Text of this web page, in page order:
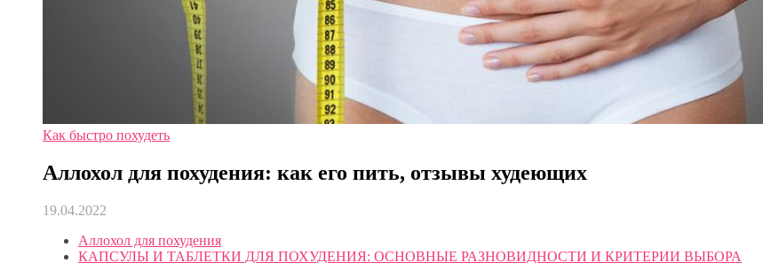
Как быстро похудеть
Аллохол для похудения: как его пить, отзывы худеющих
19.04.2022
Аллохол для похудения
КАПСУЛЫ И ТАБЛЕТКИ ДЛЯ ПОХУДЕНИЯ: ОСНОВНЫЕ РАЗНОВИДНОСТИ И КРИТЕРИИ ВЫБОРА